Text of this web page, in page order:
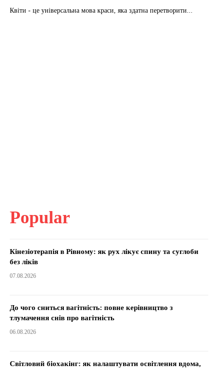
Квіти - це універсальна мова краси, яка здатна перетворити...
Popular
Кінезіотерапія в Рівному: як рух лікує спину та суглоби
без ліків
07.08.2026
До чого сниться вагітність: повне керівництво з
тлумачення снів про вагітність
06.08.2026
Світловий біохакінг: як налаштувати освітлення вдома,